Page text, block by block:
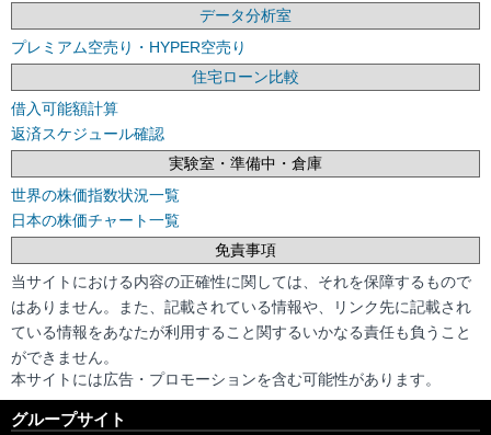
データ分析室
プレミアム空売り・HYPER空売り
住宅ローン比較
借入可能額計算
返済スケジュール確認
実験室・準備中・倉庫
世界の株価指数状況一覧
日本の株価チャート一覧
免責事項
当サイトにおける内容の正確性に関しては、それを保障するもので
はありません。また、記載されている情報や、リンク先に記載され
ている情報をあなたが利用すること関するいかなる責任も負うこと
ができません。
本サイトには広告・プロモーションを含む可能性があります。
グループサイト